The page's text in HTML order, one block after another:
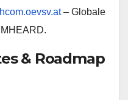
– Globale
& Roadmap